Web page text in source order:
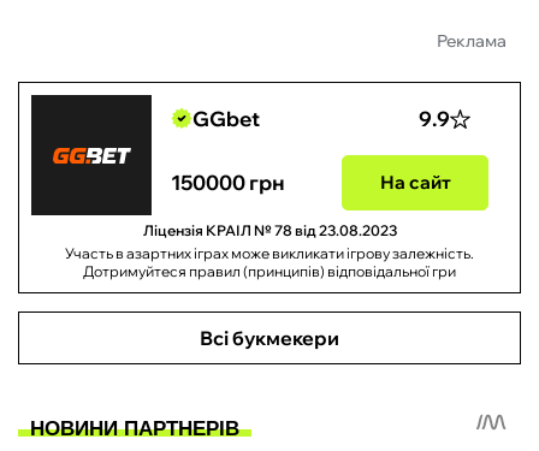
Реклама
GGbet 9.9
150000 грн На сайт
Ліцензія КРАІЛ № 78 від 23.08.2023
Участь в азартних іграх може викликати ігрову залежність.
Дотримуйтеся правил (принципів) відповідальної гри
Всі букмекери